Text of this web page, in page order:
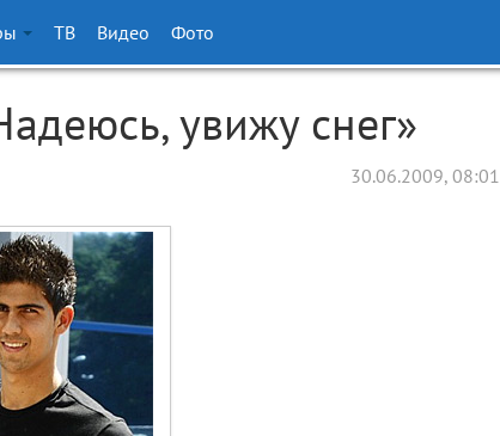
ТВ Видео Фото
увижу снег»
30.06.2009, 08:01